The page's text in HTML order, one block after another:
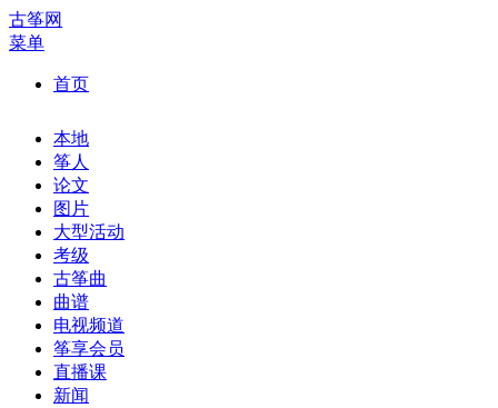
古筝网
菜单
首页
本地
筝人
论文
图片
大型活动
考级
古筝曲
曲谱
电视频道
筝享会员
直播课
新闻